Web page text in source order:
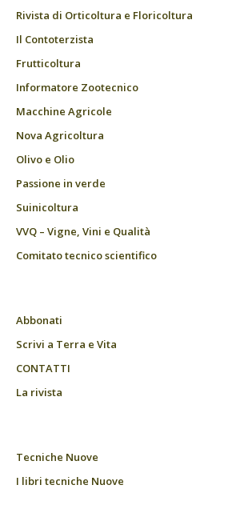
Rivista di Orticoltura e Floricoltura
Il Contoterzista
Frutticoltura
Informatore Zootecnico
Macchine Agricole
Nova Agricoltura
Olivo e Olio
Passione in verde
Suinicoltura
VVQ – Vigne, Vini e Qualità
Comitato tecnico scientifico
Abbonati
Scrivi a Terra e Vita
CONTATTI
La rivista
Tecniche Nuove
I libri tecniche Nuove